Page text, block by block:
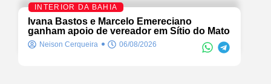
INTERIOR DA BAHIA
Ivana Bastos e Marcelo Emereciano
ganham apoio de vereador em Sítio do Mato
Neison Cerqueira 06/08/2026